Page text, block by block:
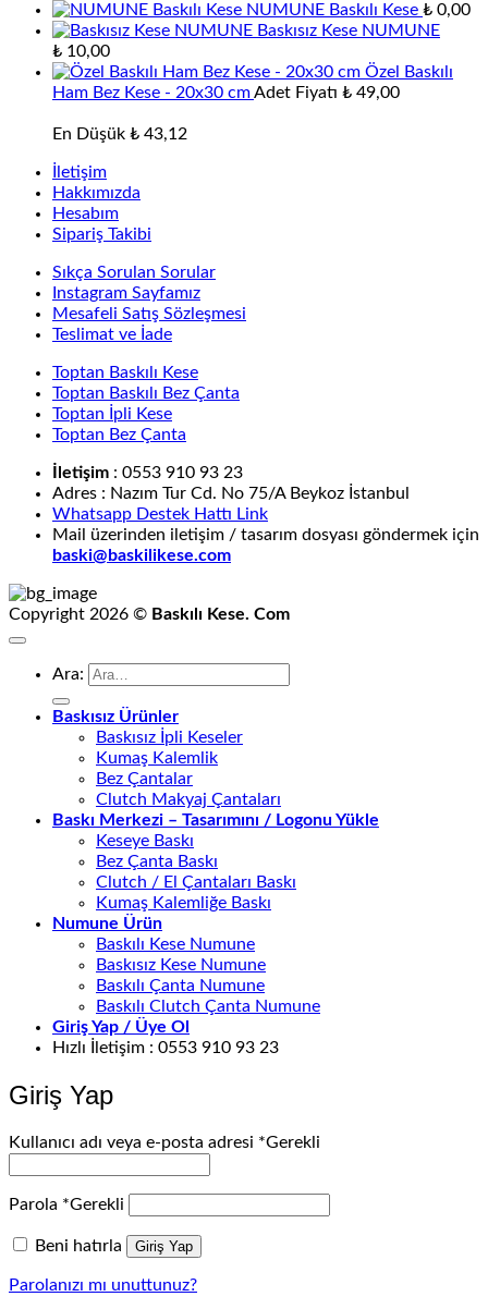
NUMUNE Baskılı Kese ₺ 0,00
Baskısız Kese NUMUNE
₺ 10,00
Özel Baskılı
Ham Bez Kese - 20x30 cmAdet Fiyatı ₺ 49,00
En Düşük ₺ 43,12
İletişim
Hakkımızda
Hesabım
Sipariş Takibi
Sıkça Sorulan Sorular
Instagram Sayfamız
Mesafeli Satış Sözleşmesi
Teslimat ve İade
Toptan Baskılı Kese
Toptan Baskılı Bez Çanta
Toptan İpli Kese
Toptan Bez Çanta
İletişim : 0553 910 93 23
Adres : Nazım Tur Cd. No 75/A Beykoz İstanbul
Whatsapp Destek Hattı Link
Mail üzerinden iletişim / tasarım dosyası göndermek için
baski@baskilikese.com
Copyright 2026 © Baskılı Kese. Com
Ara:
Baskısız Ürünler
Baskısız İpli Keseler
Kumaş Kalemlik
Bez Çantalar
Clutch Makyaj Çantaları
Baskı Merkezi – Tasarımını / Logonu Yükle
Keseye Baskı
Bez Çanta Baskı
Clutch / El Çantaları Baskı
Kumaş Kalemliğe Baskı
Numune Ürün
Baskılı Kese Numune
Baskısız Kese Numune
Baskılı Çanta Numune
Baskılı Clutch Çanta Numune
Giriş Yap / Üye Ol
Hızlı İletişim : 0553 910 93 23
Giriş Yap
Kullanıcı adı veya e-posta adresi *Gerekli
Parola *Gerekli
Beni hatırla Giriş Yap
Parolanızı mı unuttunuz?